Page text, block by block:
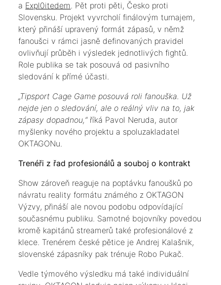
a Expl0itedem. Pět proti pěti, Česko proti
Slovensku. Projekt vyvrcholí finálovým turnajem,
který přináší upravený formát zápasů, v němž
fanoušci v rámci jasně definovaných pravidel
ovlivňují průběh i výsledek jednotlivých fightů.
Role publika se tak posouvá od pasivního
sledování k přímé účasti.
„Tipsport Cage Game posouvá roli fanouška. Už
nejde jen o sledování, ale o reálný vliv na to, jak
zápasy dopadnou,“říká Pavol Neruda, autor
myšlenky nového projektu a spoluzakladatel
OKTAGONu.
Trenéři z řad profesionálů a souboj o kontrakt
Show zároveň reaguje na poptávku fanoušků po
návratu reality formátu známého z OKTAGON
Výzvy, přináší ale novou podobu odpovídající
současnému publiku. Samotné bojovníky povedou
kromě kapitánů streamerů také profesionálové z
klece. Trenérem české pětice je Andrej Kalašnik,
slovenské zápasníky pak trénuje Robo Pukač.
Vedle týmového výsledku má také individuální